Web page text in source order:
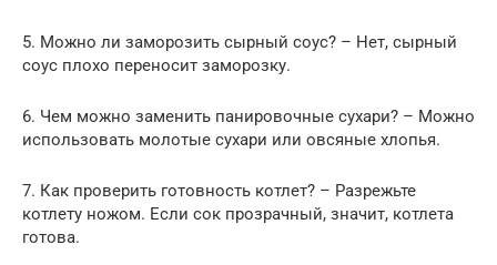
5. Можно ли заморозить сырный соус? – Нет, сырный
соус плохо переносит заморозку.
6. Чем можно заменить панировочные сухари? – Можно
использовать молотые сухари или овсяные хлопья.
7. Как проверить готовность котлет? – Разрежьте
котлету ножом. Если сок прозрачный, значит, котлета
готова.